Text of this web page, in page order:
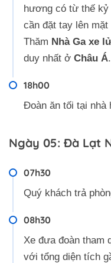
hương có từ thế kỷ
cần đặt tay lên
Thăm Nhà Ga xe
duy nhất ở Châu Á.
18h00
Đoàn ăn tối tại nhà
Ngày 05: Đà Lạt
07h30
Quý khách trả
08h30
Xe đưa đoàn tham
với tổng diện tích